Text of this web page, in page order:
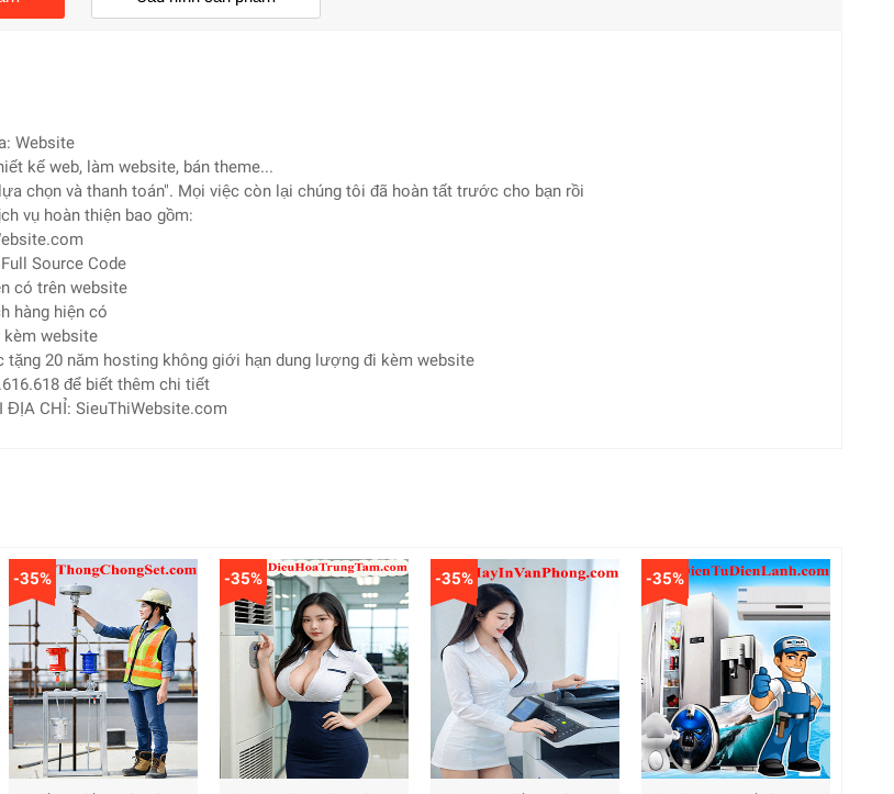
Website
kế web, làm website, bán theme...
chọn và thanh toán". Mọi việc còn lại chúng tôi đã hoàn tất trước cho bạn rồi
vụ hoàn thiện bao gồm:
Source Code
có trên website
hàng hiện có
kèm website
tặng 20 năm hosting không giới hạn dung lượng đi kèm website
để biết thêm chi tiết
ĐỊA CHỈ: SieuThiWebsite.com
-35% -35% -35% -35%